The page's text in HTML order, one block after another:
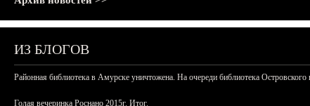
ИЗ БЛОГОВ
Районная библиотека в Амурске уничтожена. На очереди библиотека
Голая вечеринка Роснано 2015г. Итог.